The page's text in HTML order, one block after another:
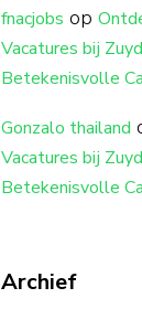
fnacjobs op
Vacatures bij
Betekenisvolle
Gonzalo thailand
Vacatures bij
Betekenisvolle
Archief